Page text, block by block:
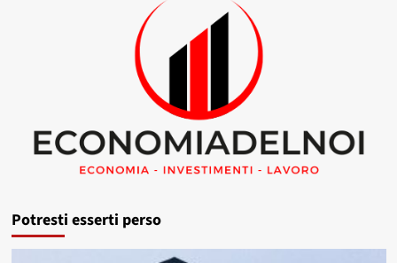
Potresti esserti perso